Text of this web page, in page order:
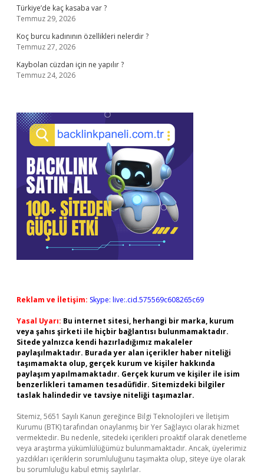
Türkiye’de kaç kasaba var ?
Temmuz 29, 2026
Koç burcu kadınının özellikleri nelerdir ?
Temmuz 27, 2026
Kaybolan cüzdan için ne yapılır ?
Temmuz 24, 2026
Reklam ve İletişim: Skype: live:.cid.575569c608265c69
Yasal Uyarı: Bu internet sitesi, herhangi bir marka, kurum
veya şahıs şirketi ile hiçbir bağlantısı bulunmamaktadır.
Sitede yalnızca kendi hazırladığımız makaleler
paylaşılmaktadır. Burada yer alan içerikler haber niteliği
taşımamakta olup, gerçek kurum ve kişiler hakkında
paylaşım yapılmamaktadır. Gerçek kurum ve kişiler ile isim
benzerlikleri tamamen tesadüfidir. Sitemizdeki bilgiler
taslak halindedir ve tavsiye niteliği taşımazlar.
Sitemiz, 5651 Sayılı Kanun gereğince Bilgi Teknolojileri ve İletişim
Kurumu (BTK) tarafından onaylanmış bir Yer Sağlayıcı olarak hizmet
vermektedir. Bu nedenle, sitedeki içerikleri proaktif olarak denetleme
veya araştırma yükümlülüğümüz bulunmamaktadır. Ancak, üyelerimiz
yazdıkları içeriklerin sorumluluğunu taşımakta olup, siteye üye olarak
bu sorumluluğu kabul etmiş sayılırlar.